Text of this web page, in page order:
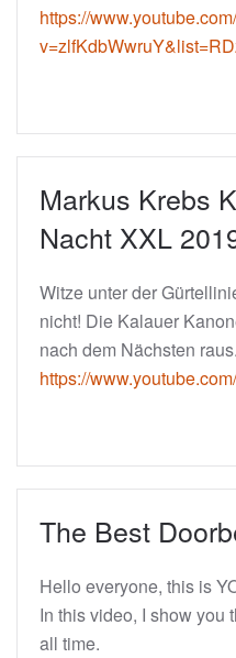
https://
Markus Krebs
Nacht XXL
Witze unter der
nicht! Die Kalauer
nach dem Nächsten raus.
https://
The Best
Hello everyone, this is
In this video, I show you
all time.